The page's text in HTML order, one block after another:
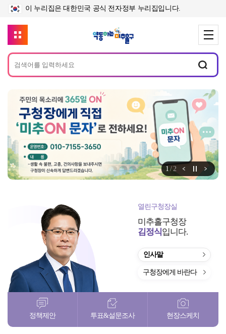
이 누리집은 대한민국 공식 전자정부 누리집입니다.
열린구청장실
미추홀구청장
김정식입니다.
인사말
구청장에게 바란다
정책제안 투표&설문조사 현장스케치
1 / 2 알림존 이전
정지 알